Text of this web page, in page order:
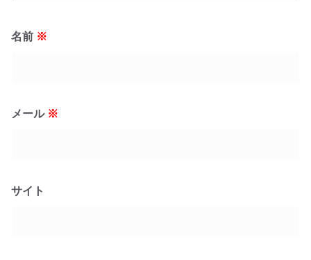
名前 ※
メール ※
サイト